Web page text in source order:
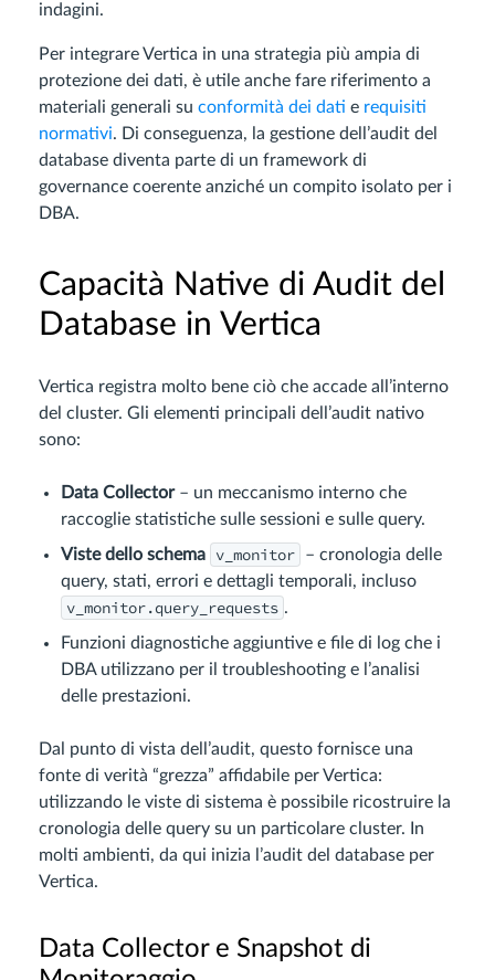
indagini.
Per integrare Vertica in una strategia più ampia di
protezione dei dati, è utile anche fare riferimento a
materiali generali su conformità dei dati e requisiti
normativi. Di conseguenza, la gestione dell’audit del
database diventa parte di un framework di
governance coerente anziché un compito isolato per i
DBA.
Capacità Native di Audit del
Database in Vertica
Vertica registra molto bene ciò che accade all’interno
del cluster. Gli elementi principali dell’audit nativo
sono:
Data Collector– un meccanismo interno che
raccoglie statistiche sulle sessioni e sulle query.
Viste dello schema
v_monitor
– cronologia delle
query, stati, errori e dettagli temporali, incluso
v_monitor.query_requests .
Funzioni diagnostiche aggiuntive e file di log che i
DBA utilizzano per il troubleshooting e l’analisi
delle prestazioni.
Dal punto di vista dell’audit, questo fornisce una
fonte di verità “grezza” affidabile per Vertica:
utilizzando le viste di sistema è possibile ricostruire la
cronologia delle query su un particolare cluster. In
molti ambienti, da qui inizia l’audit del database per
Vertica.
Data Collector e Snapshot di